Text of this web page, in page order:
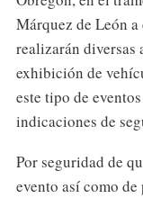
Márquez de León
realizarán diversas
exhibición de
este tipo de
indicaciones de
Por seguridad de
evento así como